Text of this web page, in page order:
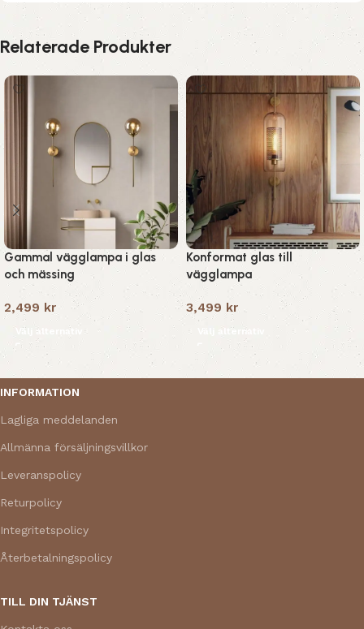
Relaterade Produkter
Gammal vägglampa i glas
och mässing
2,499 kr
Välj alternativ
Konformat glas till
vägglampa
3,499 kr
Välj alternativ
Read More
INFORMATION
Lagliga meddelanden
Allmänna försäljningsvillkor
Leveranspolicy
Returpolicy
Integritetspolicy
Återbetalningspolicy
TILL DIN TJÄNST